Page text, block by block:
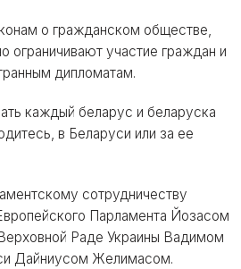
о гражданском обществе,
участие граждан и
дипломатам.
каждый беларус и беларуска
в Беларуси или за ее
сотрудничеству
Парламента Йозасом
Раде Украины Вадимом
Дайниусом Желимасом.